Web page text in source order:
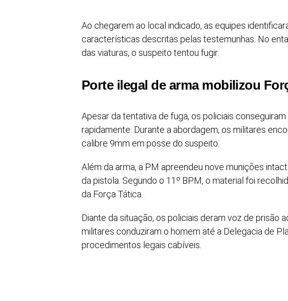
Ao chegarem ao local indicado, as equipes
características descritas pelas testemunhas. No
das viaturas, o suspeito tentou fugir.
Porte ilegal de arma mobilizou
Apesar da tentativa de fuga, os policiais
rapidamente. Durante a abordagem, os militares
calibre 9mm em posse do suspeito.
Além da arma, a PM apreendeu nove munições
da pistola. Segundo o 11º BPM, o material foi
da Força Tática.
Diante da situação, os policiais deram voz de prisão
militares conduziram o homem até a Delegacia de
procedimentos legais cabíveis.